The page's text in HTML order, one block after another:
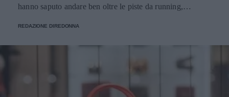
hanno saputo andare ben oltre le piste da running,
REDAZIONE DIREDONNA